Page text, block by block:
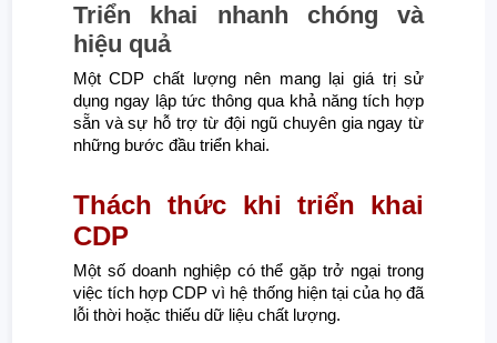
Triển khai nhanh chóng và
hiệu quả
Một CDP chất lượng nên mang lại giá trị sử
dụng ngay lập tức thông qua khả năng tích hợp
sẵn và sự hỗ trợ từ đội ngũ chuyên gia ngay từ
những bước đầu triển khai.
Thách thức khi triển khai
CDP
Một số doanh nghiệp có thể gặp trở ngại trong
việc tích hợp CDP vì hệ thống hiện tại của họ đã
lỗi thời hoặc thiếu dữ liệu chất lượng.